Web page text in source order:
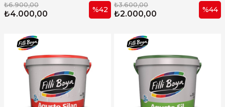
₺6.900,00
₺4.000,00 %42
₺3.600,00
₺2.000,00 %44